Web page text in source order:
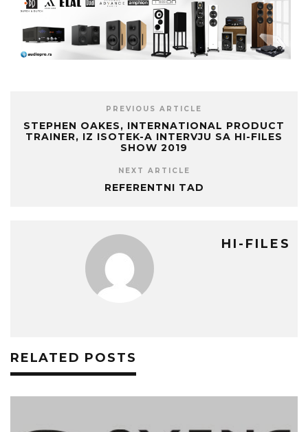
PREVIOUS ARTICLE
STEPHEN OAKES, INTERNATIONAL PRODUCT
TRAINER, IZ ISOTEK-A INTERVJU SA HI-FILES
SHOW 2019
NEXT ARTICLE
REFERENTNI TAD
HI-FILES
RELATED POSTS